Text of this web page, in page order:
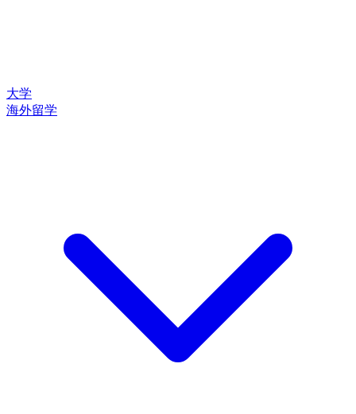
大学
海外留学